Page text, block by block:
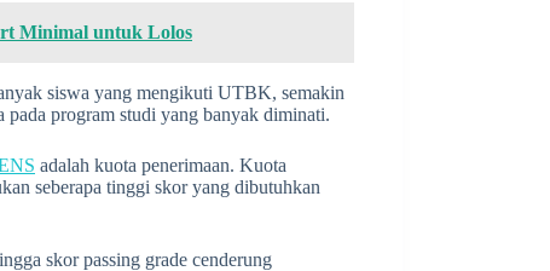
Minimal untuk Lolos
siswa yang mengikuti UTBK, semakin
pada program studi yang banyak diminati.
adalah kuota penerimaan. Kuota
seberapa tinggi skor yang dibutuhkan
skor passing grade cenderung